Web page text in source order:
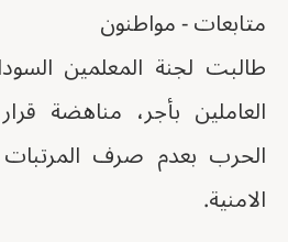
متابعات - مواطنون
طالبت لجنة المعلمين
العاملين بأجر، مناهضة
الحرب بعدم صرف المرتبات
الامنية.